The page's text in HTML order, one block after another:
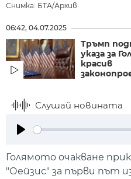
Снимка: БТА/Архив
06:42, 04.07.2025
Тръмп
указа за
красив
Слушай новината
Голямото очакване
"Оейзис" за първи път